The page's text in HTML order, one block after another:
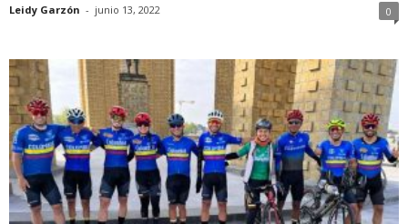
Leidy Garzón - junio 13, 2022 0